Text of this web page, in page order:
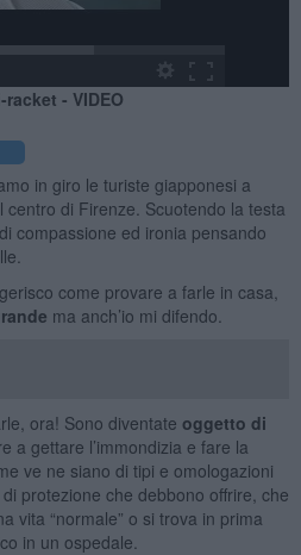
- VIDEO
in giro le turiste giapponesi a
di Firenze. Scuotendo la testa
compassione ed ironia pensando
come provare a farle in casa,
ma anch’io mi difendo.
ora! Sono diventate oggetto di
a gettare l’immondizia e fare la
ve ne siano di tipi e omologazioni
protezione che debbono offrire, che
vita “normale” o si trova in prima
in un ospedale.